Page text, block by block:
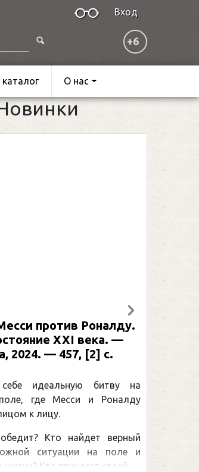
Вход
+6
О нас
И. Я. Александр Овечкин
биография. —
2024 (макет 2025). — 133,
Спорт)
рекордом НХЛ, который
великому канадцу Уэйну
— едва ли не самая обсуждаемая
тема последних лет в мире.Перед
Следующий